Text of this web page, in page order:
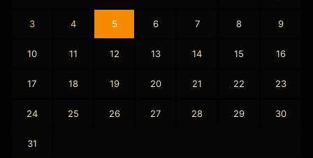
3 4 5 6 7 8 9
10 11 12 13 14 15 16
17 18 19 20 21 22 23
24 25 26 27 28 29 30
31